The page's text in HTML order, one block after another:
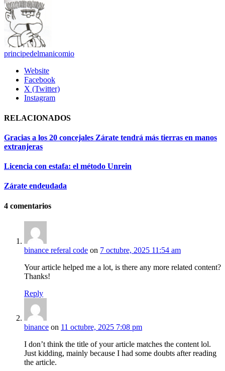
principedelmanicomio
Website
Facebook
X (Twitter)
Instagram
RELACIONADOS
Gracias a los 20 concejales Zárate tendrá más tierras en manos
extranjeras
Licencia con estafa: el método Unrein
Zárate endeudada
4 comentarios
binance referal code on 7 octubre, 2025 11:54 am
Your article helped me a lot, is there any more related content?
Thanks!
Reply
binance on 11 octubre, 2025 7:08 pm
I don’t think the title of your article matches the content lol.
Just kidding, mainly because I had some doubts after reading
the article.